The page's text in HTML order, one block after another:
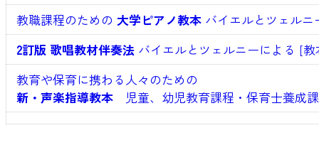
教職課程のための 大学ピアノ教本バイエルとツェルニ
2訂版 歌唱教材伴奏法バイエルとツェルニーによる [教
教育や保育に携わる人々のための
新・声楽指導教本児童、幼児教育課程・保育士養成